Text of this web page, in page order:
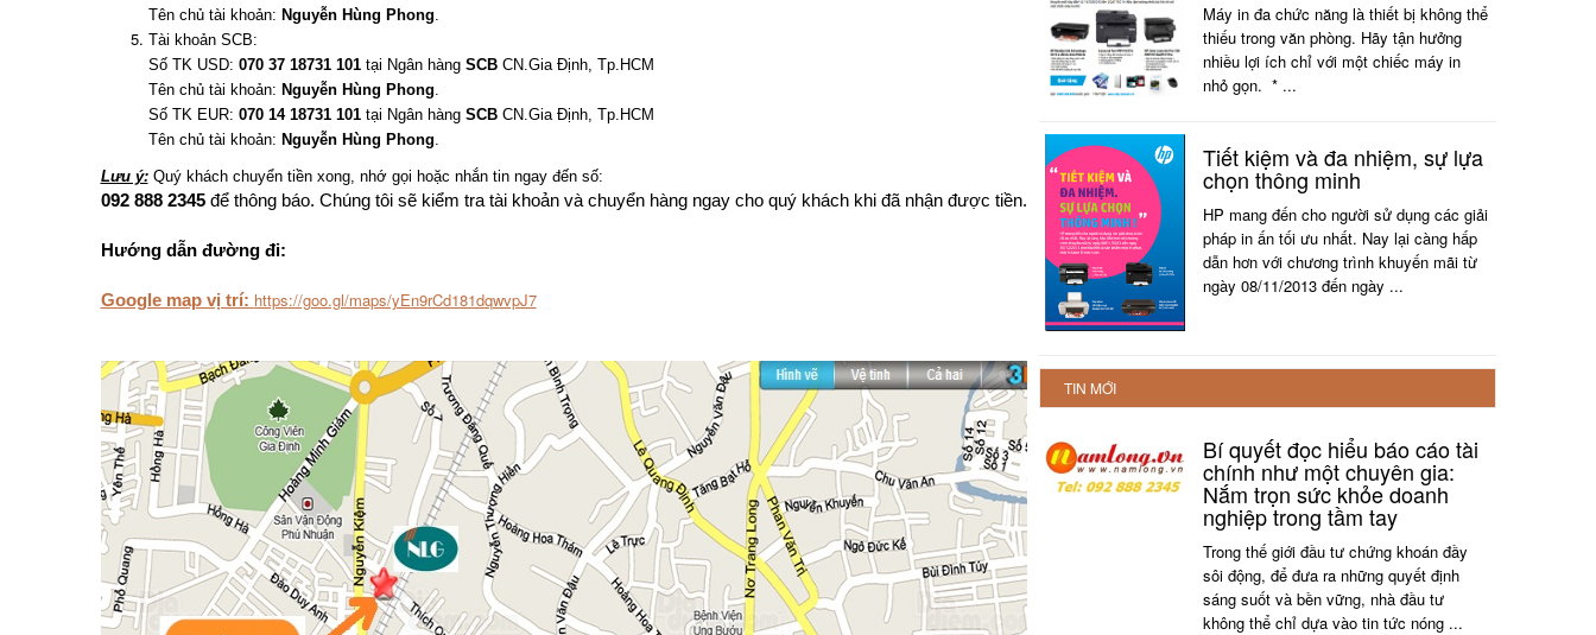
Tên chủ tài khoản: Nguyễn Hùng Phong.
Tài khoản SCB:
Số TK USD: 070 37 18731 101 tại Ngân hàng SCB CN.Gia Định, Tp.HCM
Tên chủ tài khoản: Nguyễn Hùng Phong.
Số TK EUR: 070 14 18731 101 tại Ngân hàng SCB CN.Gia Định, Tp.HCM
Tên chủ tài khoản: Nguyễn Hùng Phong.
Lưu ý:Quý khách chuyển tiền xong, nhớ gọi hoặc nhắn tin ngay đến số:
092 888 2345 để thông báo. Chúng tôi sẽ kiểm tra tài khoản và chuyển hàng ngay cho quý khách khi đã nhận được tiền.
Hướng dẫn đường đi:
Google map vị trí: https://goo.gl/maps/yEn9rCd181dqwvpJ7
Máy in đa chức năng là thiết bị không thể
thiếu trong văn phòng. Hãy tận hưởng
nhiều lợi ích chỉ với một chiếc máy in
nhỏ gọn. * ...
Tiết kiệm và đa nhiệm, sự lựa
chọn thông minh
HP mang đến cho người sử dụng các giải
pháp in ấn tối ưu nhất. Nay lại càng hấp
dẫn hơn với chương trình khuyến mãi từ
ngày 08/11/2013 đến ngày ...
TIN MỚI
Bí quyết đọc hiểu báo cáo tài
chính như một chuyên gia:
Nắm trọn sức khỏe doanh
nghiệp trong tầm tay
Trong thế giới đầu tư chứng khoán đầy
sôi động, để đưa ra những quyết định
sáng suốt và bền vững, nhà đầu tư
không thể chỉ dựa vào tin tức nóng ...